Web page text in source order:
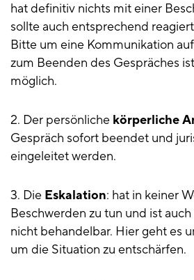
hat definitiv nichts mit einer
sollte auch entsprechend
Bitte um eine Kommunikation
zum Beenden des Gespräches
möglich.
2. Der persönliche körperliche
Gespräch sofort beendet und
eingeleitet werden.
3. Die Eskalation: hat in keiner
Beschwerden zu tun und ist
nicht behandelbar. Hier geht es
um die Situation zu entschärfen.